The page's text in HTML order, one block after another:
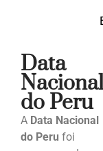
Data
Nacional
do Peru
A Data Nacional
do Peru foi